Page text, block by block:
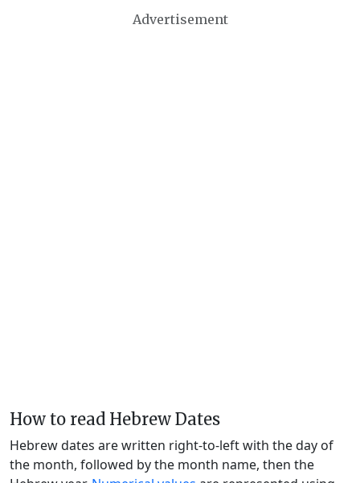
Advertisement
How to read Hebrew Dates
Hebrew dates are written right-to-left with the day of
the month, followed by the month name, then the